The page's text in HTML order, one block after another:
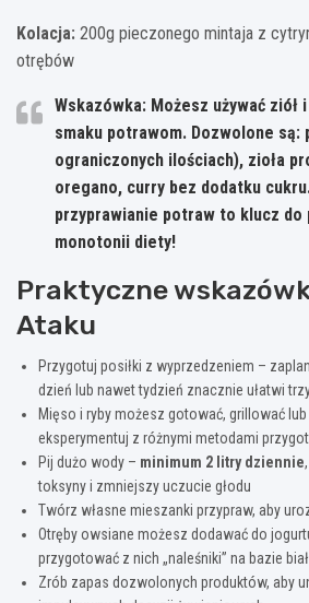
Kolacja: 200g pieczonego mintaja z
otrębów
Wskazówka: Możesz używać ziół
smaku potrawom. Dozwolone są:
ograniczonych ilościach), zioła
oregano, curry bez dodatku
przyprawianie potraw to klucz do
monotonii diety!
Praktyczne
Ataku
Przygotuj posiłki z wyprzedzeniem –
dzień lub nawet tydzień znacznie ułatwi
Mięso i ryby możesz gotować, grillować
eksperymentuj z różnymi metodami
Pij dużo wody – minimum 2 litry dziennie
toksyny i zmniejszy uczucie głodu
Twórz własne mieszanki przypraw, aby
Otręby owsiane możesz dodawać do
przygotować z nich „naleśniki” na bazie
Zrób zapas dozwolonych produktów, aby